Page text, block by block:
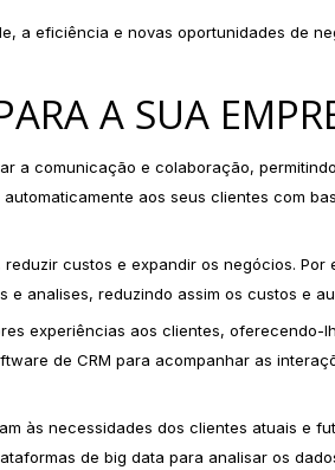
a eficiência e novas oportunidades de
A SUA
a comunicação e colaboração,
aos seus clientes com
custos e expandir os negócios. Por
analises, reduzindo assim os custos e
experiências aos clientes, oferecendo-
de CRM para acompanhar as
às necessidades dos clientes atuais e
de big data para analisar os